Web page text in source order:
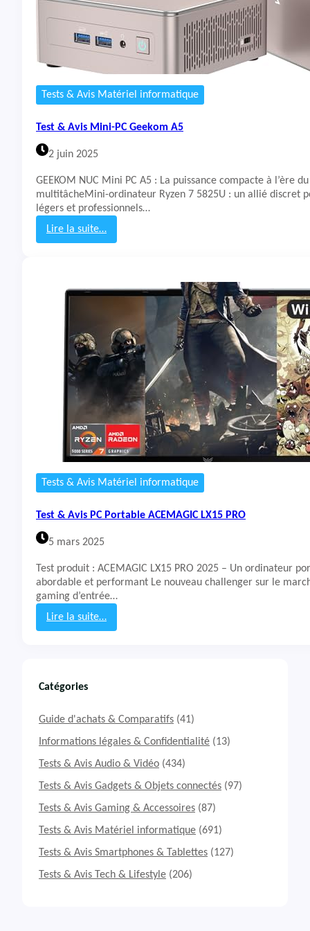
i
i
P
G
M
K
e
P
u
s
Tests & Avis Matériel informatique
Test & Avis Mini-PC Geekom A5
2 juin 2025
GEEKOM NUC Mini PC A5 : La puissance compacte à l’ère du
multitâcheMini-ordinateur Ryzen 7 5825U : un allié discret
légers et professionnels…
Lire la suite…
:
t
i
s
i
n
i
-
P
C
G
e
k
5
Tests & Avis Matériel informatique
Test & Avis PC Portable ACEMAGIC LX15 PRO
5 mars 2025
Test produit : ACEMAGIC LX15 PRO 2025 – Un ordinateur
abordable et performant Le nouveau challenger sur le
gaming d’entrée…
Lire la suite…
:
A
v
i
P
C
o
t
a
l
Catégories
Guide d'achats & Comparatifs (41)
Informations légales & Confidentialité (13)
Tests & Avis Audio & Vidéo (434)
Tests & Avis Gadgets & Objets connectés (97)
Tests & Avis Gaming & Accessoires (87)
Tests & Avis Matériel informatique (691)
Tests & Avis Smartphones & Tablettes (127)
Tests & Avis Tech & Lifestyle (206)